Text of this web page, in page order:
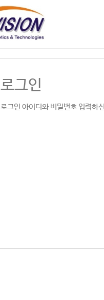
로그인
로그인 아이디와 비밀번호 입력하